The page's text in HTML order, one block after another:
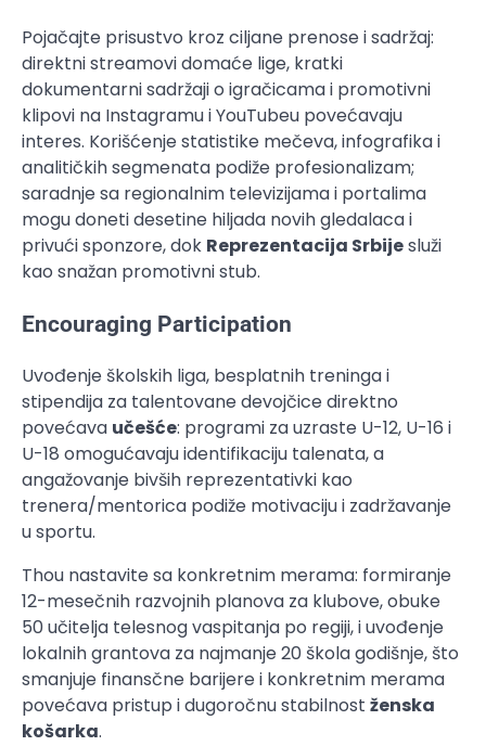
Pojačajte prisustvo kroz ciljane prenose i sadržaj:
direktni streamovi domaće lige, kratki
dokumentarni sadržaji o igračicama i promotivni
klipovi na Instagramu i YouTubeu povećavaju
interes. Korišćenje statistike mečeva, infografika i
analitičkih segmenata podiže profesionalizam;
saradnje sa regionalnim televizijama i portalima
mogu doneti desetine hiljada novih gledalaca i
privući sponzore, dok Reprezentacija Srbijesluži
kao snažan promotivni stub.
Encouraging Participation
Uvođenje školskih liga, besplatnih treninga i
stipendija za talentovane devojčice direktno
povećava učešće: programi za uzraste U-12, U-16 i
U-18 omogućavaju identifikaciju talenata, a
angažovanje bivših reprezentativki kao
trenera/mentorica podiže motivaciju i zadržavanje
u sportu.
Thou nastavite sa konkretnim merama: formiranje
12-mesečnih razvojnih planova za klubove, obuke
50 učitelja telesnog vaspitanja po regiji, i uvođenje
lokalnih grantova za najmanje 20 škola godišnje, što
smanjuje finansčne barijere i konkretnim merama
povećava pristup i dugoročnu stabilnost ženska
košarka.